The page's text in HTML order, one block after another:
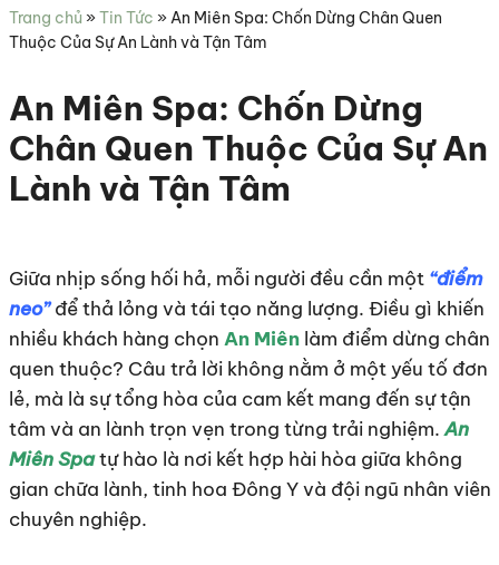
sức
khỏe
Trang chủ »Tin Tức »An Miên Spa: Chốn Dừng Chân Quen
Thuộc Của Sự An Lành và Tận Tâm
An Miên Spa: Chốn Dừng
Chân Quen Thuộc Của Sự An
Lành và Tận Tâm
Giữa nhịp sống hối hả, mỗi người đều cần một “điểm
neo” để thả lỏng và tái tạo năng lượng. Điều gì khiến
nhiều khách hàng chọn An Miên làm điểm dừng chân
quen thuộc? Câu trả lời không nằm ở một yếu tố đơn
lẻ, mà là sự tổng hòa của cam kết mang đến sự tận
tâm và an lành trọn vẹn trong từng trải nghiệm.An
Miên Spatự hào là nơi kết hợp hài hòa giữa không
gian chữa lành, tinh hoa Đông Y và đội ngũ nhân viên
chuyên nghiệp.